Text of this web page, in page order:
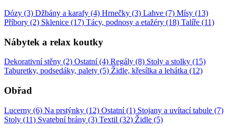
Dózy (3) Džbány a karafy (4) Hrnečky (3) Lahve (7) Mísy (13)
Příbory (2) Sklenice (17) Tácy, podnosy a etažéry (18) Talíře (11)
Nábytek a relax koutky
Dekorativní stěny (2) Ostatní (4) Regály (8) Stoly a stolky (15)
Taburetky, podsedáky, palety (5) Židle, křesílka a lehátka (12)
Obřad
Lucerny (6) Na prstýnky (12) Ostatní (1) Stojany a uvítací tabule (7)
Stoly (11) Svatební brány (3) Textil (32) Židle (5)